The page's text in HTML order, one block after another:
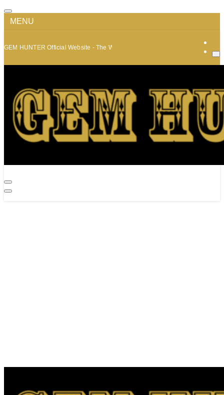
MENU
GEM HUNTER Official Website - The World of Minerals and Jewelry